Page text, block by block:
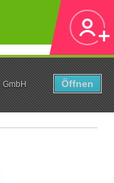
GmbH
Öffnen